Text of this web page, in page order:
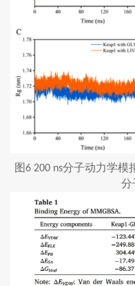
图 6 200 ns分子动力学模
分